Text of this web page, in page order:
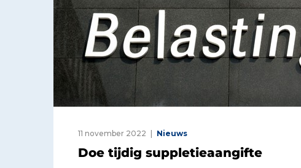
11 november 2022 Nieuws
Doe tijdig suppletieaangifte